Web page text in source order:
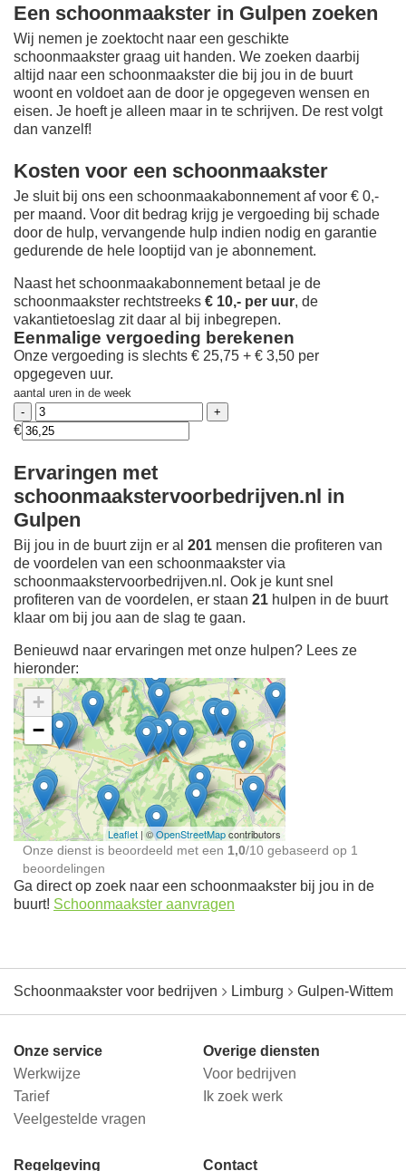
Een schoonmaakster in Gulpen zoeken
Wij nemen je zoektocht naar een geschikte
schoonmaakster graag uit handen. We zoeken daarbij
altijd naar een schoonmaakster die bij jou in de buurt
woont en voldoet aan de door je opgegeven wensen en
eisen. Je hoeft je alleen maar in te schrijven. De rest volgt
dan vanzelf!
Kosten voor een schoonmaakster
Je sluit bij ons een schoonmaakabonnement af voor € 0,-
per maand. Voor dit bedrag krijg je vergoeding bij schade
door de hulp, vervangende hulp indien nodig en garantie
gedurende de hele looptijd van je abonnement.
Naast het schoonmaakabonnement betaal je de
schoonmaakster rechtstreeks € 10,- per uur, de
vakantietoeslag zit daar al bij inbegrepen.
Eenmalige vergoeding berekenen
Onze vergoeding is slechts € 25,75 + € 3,50 per
opgegeven uur.
aantal uren in de week
€
Ervaringen met
schoonmaakstervoorbedrijven.nl in
Gulpen
Bij jou in de buurt zijn er al 201 mensen die profiteren van
de voordelen van een schoonmaakster via
schoonmaakstervoorbedrijven.nl. Ook je kunt snel
profiteren van de voordelen, er staan 21 hulpen in de buurt
klaar om bij jou aan de slag te gaan.
Benieuwd naar ervaringen met onze hulpen? Lees ze
hieronder:
Ontdek meer ervaringen
Schoonmaakster bij
jou in de buurt
+
−
Leaflet | ©OpenStreetMapcontributors
Onze dienst is beoordeeld met een 1,0/10 gebaseerd op 1
beoordelingen
Ga direct op zoek naar een schoonmaakster bij jou in de
buurt! Schoonmaakster aanvragen
Schoonmaakster voor bedrijven Limburg Gulpen-Wittem
Onze service
Werkwijze
Tarief
Veelgestelde vragen
Overige diensten
Voor bedrijven
Ik zoek werk
Regelgeving Contact